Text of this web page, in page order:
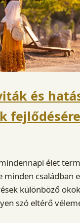
és
fejlődésére
élet
minden családban
különböző
szó eltérő